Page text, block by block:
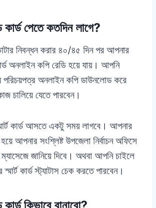
পেতে কতদিন লাগে?
নিবন্ধন করার ৪০/৪৫ দিন পর আপনার
অনলাইন কপি রেডি হয়ে যায়। আপনি
পরিচয়পত্র অনলাইন কপি ডাউনলোড করে
চালিয়ে যেতে পারবেন।
কার্ড আসতে একটু সময় লাগবে। আপনার
হয়ে আপনার সংশ্লিষ্ট উপজেলা নির্বাচন অফিসে
জানিয়ে দিবে। অথবা আপনি চাইলে
কার্ড স্ট্যাটাস চেক করতে পারবেন।